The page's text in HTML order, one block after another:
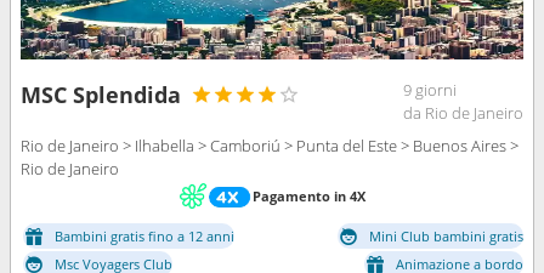
MSC Splendida
9 giorni
da Rio de Janeiro
Rio de Janeiro > Ilhabella > Camboriú > Punta del Este > Buenos Aires >
Rio de Janeiro
Pagamento in 4X
Bambini gratis fino a 12 anni
Mini Club bambini gratis
Msc Voyagers Club
Animazione a bordo